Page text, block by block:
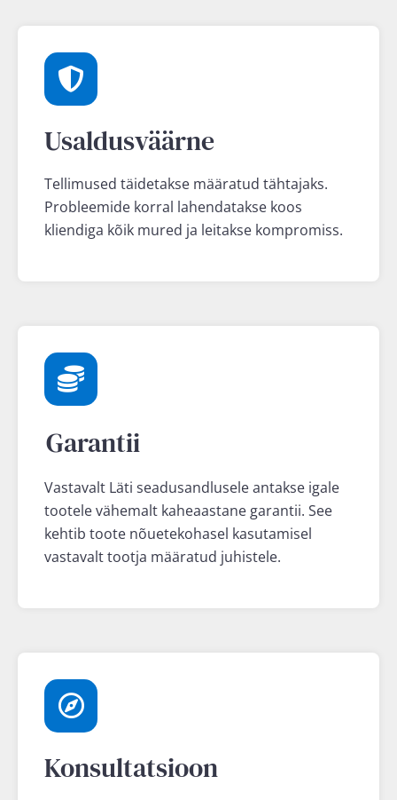
Usaldusväärne
Tellimused täidetakse määratud tähtajaks.
Probleemide korral lahendatakse koos
kliendiga kõik mured ja leitakse kompromiss.
Garantii
Vastavalt Läti seadusandlusele antakse igale
tootele vähemalt kaheaastane garantii. See
kehtib toote nõuetekohasel kasutamisel
vastavalt tootja määratud juhistele.
Konsultatsioon